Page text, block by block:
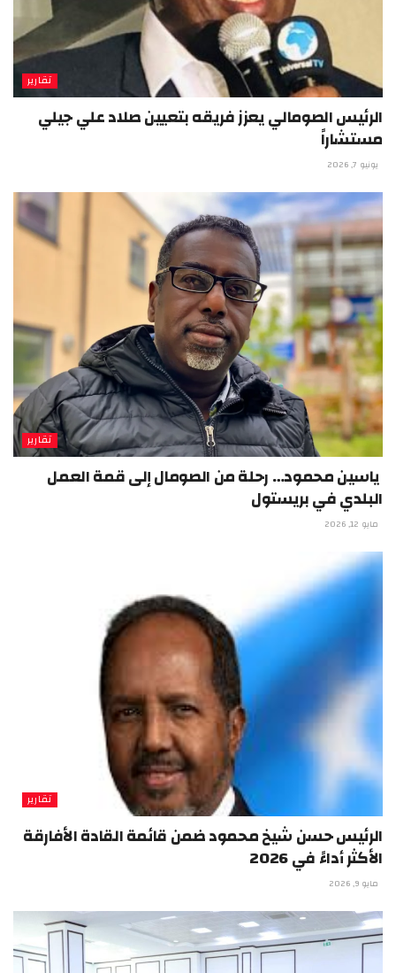
تقارير
الرئيس الصومالي يعزز فريقه بتعيين صلاد علي جيلي
مستشاراً
يونيو 7, 2026
تقارير
ياسين محمود… رحلة من الصومال إلى قمة العمل
البلدي في بريستول
مايو 12, 2026
تقارير
الرئيس حسن شيخ محمود ضمن قائمة القادة الأفارقة
الأكثر أداءً في 2026
مايو 9, 2026